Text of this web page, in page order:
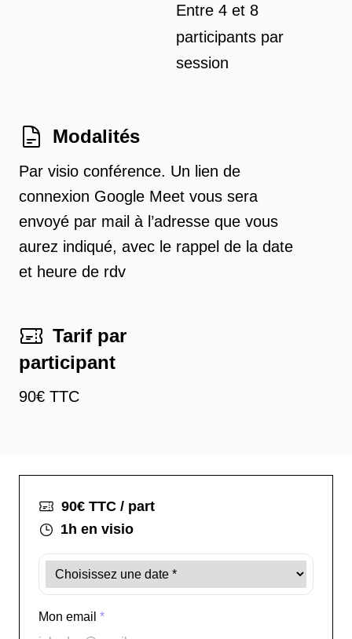
Entre 4 et 8
participants par
session
Modalités
Par visio conférence. Un lien de
connexion Google Meet vous sera
envoyé par mail à l’adresse que vous
aurez indiqué, avec le rappel de la date
et heure de rdv
Tarif par
participant
90€ TTC
90€ TTC / part
1h en visio
Mon email *